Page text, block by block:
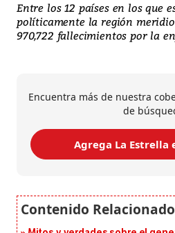
Entre los 12 países en los que
políticamente la región
970,722 fallecimientos por la
Encuentra más de nuestra
de
Agrega La Estrella